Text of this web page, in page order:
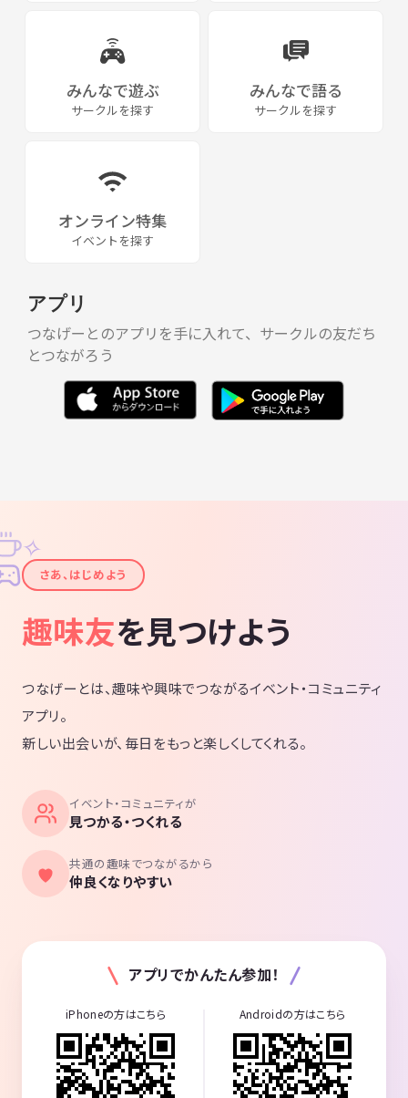
みんなで遊ぶ
サークルを探す
みんなで語る
サークルを探す
オンライン特集
イベントを探す
アプリ
つなげーとのアプリを手に入れて、サークルの友だち
とつながろう
✦
✧
さあ、はじめよう
趣味友を見つけよう
つなげーとは、趣味や興味でつながるイベント・コミュニティ
アプリ。
新しい出会いが、毎日をもっと楽しくしてくれる。
イベント・コミュニティが
見つかる・つくれる
共通の趣味でつながるから
仲良くなりやすい
アプリでかんたん参加！
iPhoneの方はこちら Androidの方はこちら